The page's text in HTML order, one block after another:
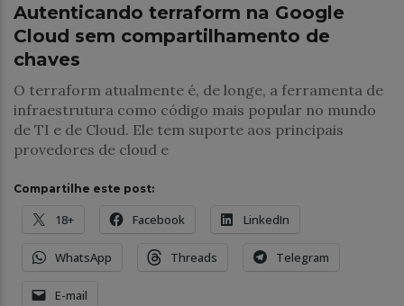
Autenticando terraform na Google
Cloud sem compartilhamento de
chaves
O terraform atualmente é, de longe, a ferramenta de
infraestrutura como código mais popular no mundo
de TI e de Cloud. Ele tem suporte aos principais
provedores de cloud e
Compartilhe este post:
18+ Facebook LinkedIn
WhatsApp Threads Telegram
E-mail